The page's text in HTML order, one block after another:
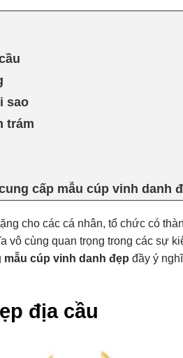
sao
trám
cấp mẫu cúp vinh danh
cho các cá nhân, tổ chức có
vô cùng quan trọng trong các sự
mẫu cúp vinh danh đẹp đầy ý
địa cầu